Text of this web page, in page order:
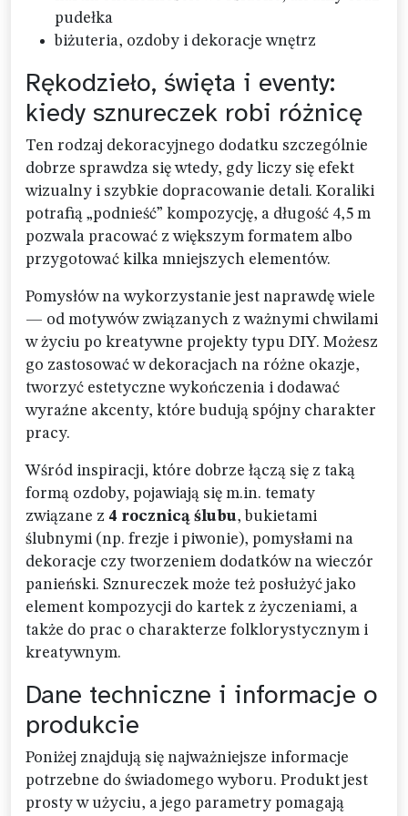
pudełka
biżuteria, ozdoby i dekoracje wnętrz
Rękodzieło, święta i eventy:
kiedy sznureczek robi różnicę
Ten rodzaj dekoracyjnego dodatku szczególnie
dobrze sprawdza się wtedy, gdy liczy się efekt
wizualny i szybkie dopracowanie detali. Koraliki
potrafią „podnieść” kompozycję, a długość 4,5 m
pozwala pracować z większym formatem albo
przygotować kilka mniejszych elementów.
Pomysłów na wykorzystanie jest naprawdę wiele
— od motywów związanych z ważnymi chwilami
w życiu po kreatywne projekty typu DIY. Możesz
go zastosować w dekoracjach na różne okazje,
tworzyć estetyczne wykończenia i dodawać
wyraźne akcenty, które budują spójny charakter
pracy.
Wśród inspiracji, które dobrze łączą się z taką
formą ozdoby, pojawiają się m.in. tematy
związane z 4 rocznicą ślubu, bukietami
ślubnymi (np. frezje i piwonie), pomysłami na
dekoracje czy tworzeniem dodatków na wieczór
panieński. Sznureczek może też posłużyć jako
element kompozycji do kartek z życzeniami, a
także do prac o charakterze folklorystycznym i
kreatywnym.
Dane techniczne i informacje o
produkcie
Poniżej znajdują się najważniejsze informacje
potrzebne do świadomego wyboru. Produkt jest
prosty w użyciu, a jego parametry pomagają